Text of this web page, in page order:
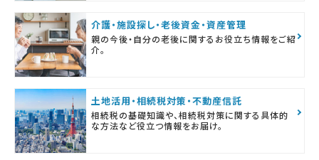
介護・施設探し・老後資金・資産管理
親の今後・自分の老後に関するお役立ち情報をご紹
介。
土地活用・相続税対策・不動産信託
相続税の基礎知識や、相続税対策に関する具体的
な方法など役立つ情報をお届け。